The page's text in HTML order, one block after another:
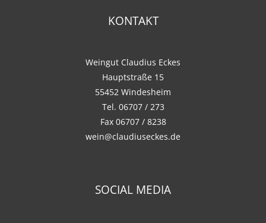
KONTAKT
Weingut Claudius Eckes
Hauptstraße 15
55452 Windesheim
Tel. 06707 / 273
Fax 06707 / 8238
wein@claudiuseckes.de
SOCIAL MEDIA